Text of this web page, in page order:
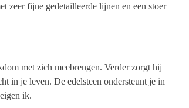
zeer fijne gedetailleerde lijnen en een stoer
met zich meebrengen. Verder zorgt hij
in je leven. De edelsteen ondersteunt je in
ik.